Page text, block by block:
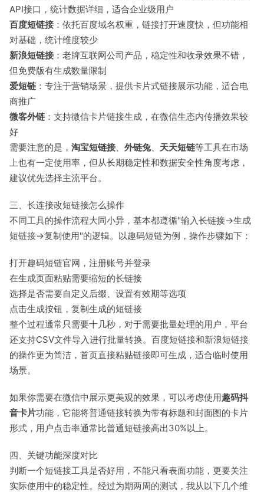
API接口，统计数据详细，适合企业级用户
百度短链接 ：依托百度域名权重，链接打开速度快，但功能相
对基础，统计维度较少
新浪短链接 ：老牌互联网公司产品，稳定性和收录效果不错，
但免费版有生成数量限制
爱短链 ：专注于营销场景，提供卡片式链接展示功能，适合电
商推广
微客外链 ：支持微信卡片链接生成，在微信生态内传播效果较
好
需要注意的是， 淘宝短链接、 外链兔、 天天短链等工具在市场
上也有一定使用率，但从长期稳定性和数据安全性角度考虑，
建议优先选择主流平台。
三、长连接改短链接怎么操作
不同工具的操作流程大同小异，基本都遵循"输入长链接→生成
短链接→复制使用"的逻辑。以趣码短链为例，操作步骤如下：
打开趣码短链官网，注册账号并登录
在生成页面粘贴需要缩短的长链接
选择是否需要自定义后缀、设置有效期等选项
点击生成按钮，复制生成的短链接
整个过程通常只需要十几秒，对于需要批量处理的用户，平台
还支持CSV文件导入进行批量转换。百度短链接和新浪短链接
的操作更为简洁，首页直接粘贴链接即可生成，适合临时使用
场景。
如果你需要在微信中展示更美观的效果，可以考虑使用趣码抖
音卡片功能，它能将普通链接转换为带有标题和封面图的卡片
形式，用户点击率通常比普通短链接高出30%以上。
四、关键功能深度对比
判断一个短链接工具是否好用，不能只看表面功能，更要关注
实际使用中的稳定性。经过为期两周的测试，我从以下几个维